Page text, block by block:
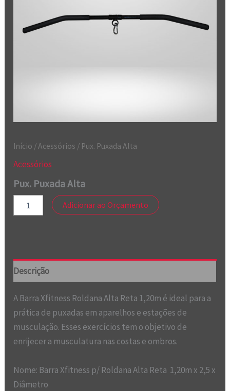
Início /Acessórios / Pux. Puxada Alta
Acessórios
Pux. Puxada Alta
Adicionar ao Orçamento
Descrição
A Barra Xfitness Roldana Alta Reta 1,20m é ideal para a
prática de puxadas em aparelhos e estações de
musculação. Esses exercícios tem o objetivo de
enrijecer a musculatura nas costas e ombros.
Nome: Barra Xfitness p/ Roldana Alta Reta 1,20m x 2,5 x
Diâmetro